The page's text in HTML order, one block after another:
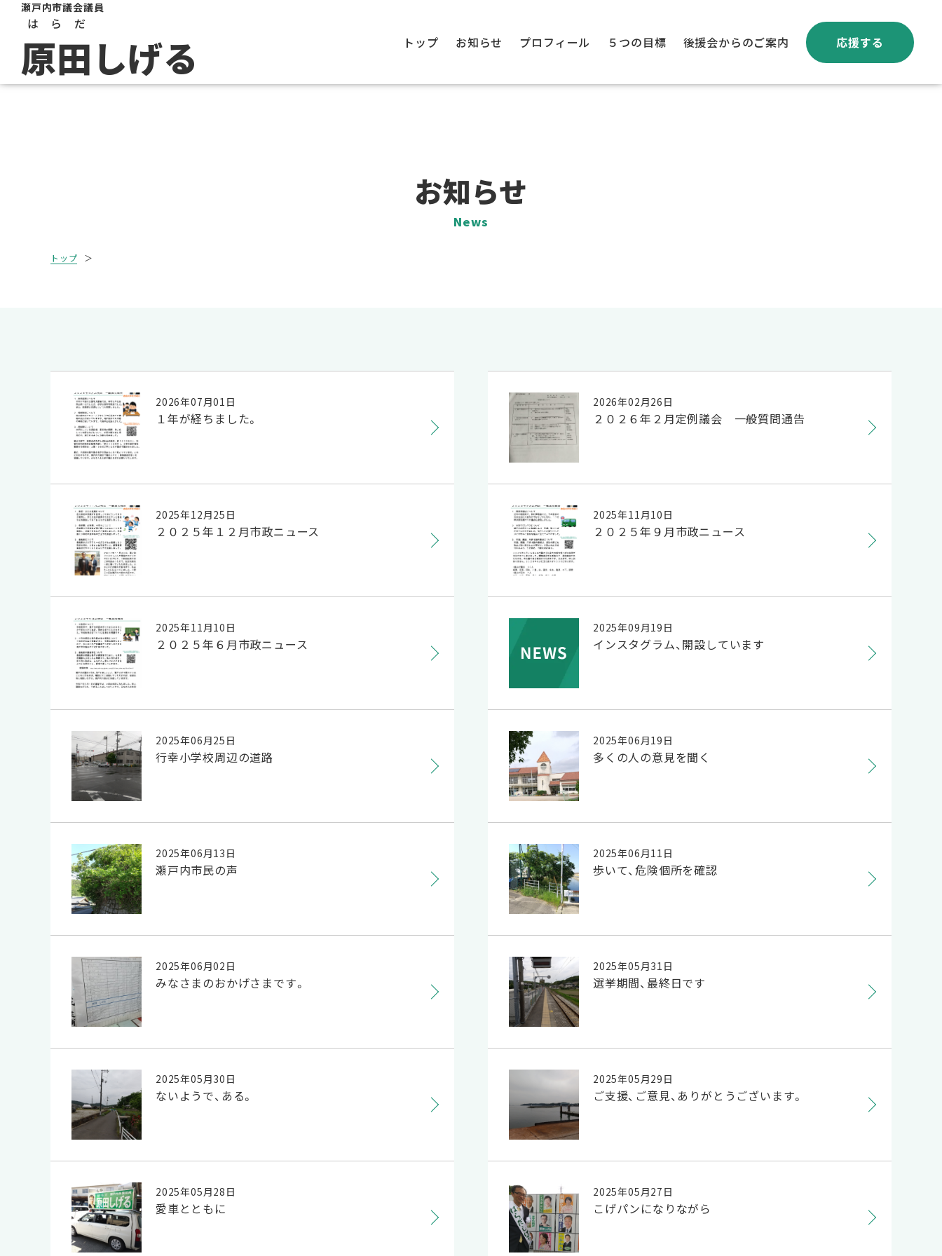
瀬戸内市議会議員
原田
はらだ
しげる トップ お知らせ プロフィール ５つの目標 後援会からのご案内 応援する
お知らせ
News
トップ ＞
2026年07月01日
１年が経ちました。
2026年02月26日
２０２６年２月定例議会 一般質問通告
2025年12月25日
２０２５年１２月市政ニュース
2025年11月10日
２０２５年９月市政ニュース
2025年11月10日
２０２５年６月市政ニュース
2025年09月19日
インスタグラム、開設しています
2025年06月25日
行幸小学校周辺の道路
2025年06月19日
多くの人の意見を聞く
2025年06月13日
瀬戸内市民の声
2025年06月11日
歩いて、危険個所を確認
2025年06月02日
みなさまのおかげさまです。
2025年05月31日
選挙期間、最終日です
2025年05月30日
ないようで、ある。
2025年05月29日
ご支援、ご意見、ありがとうございます。
2025年05月28日
愛車とともに
2025年05月27日
こげパンになりながら